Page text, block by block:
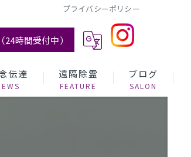
プライバシーポリシー
時間受付中）
伝達 遠隔除霊 ブログ